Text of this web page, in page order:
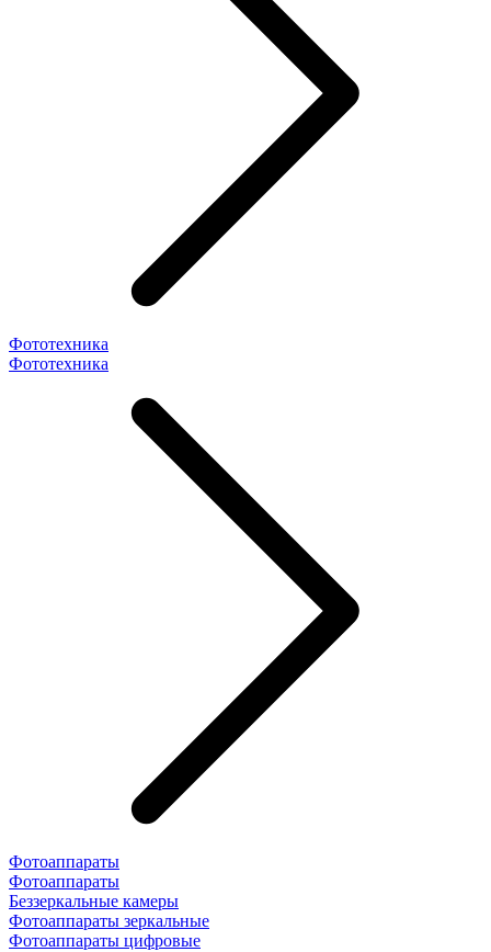
Фототехника
Фототехника
Фотоаппараты
Фотоаппараты
Беззеркальные камеры
Фотоаппараты зеркальные
Фотоаппараты цифровые